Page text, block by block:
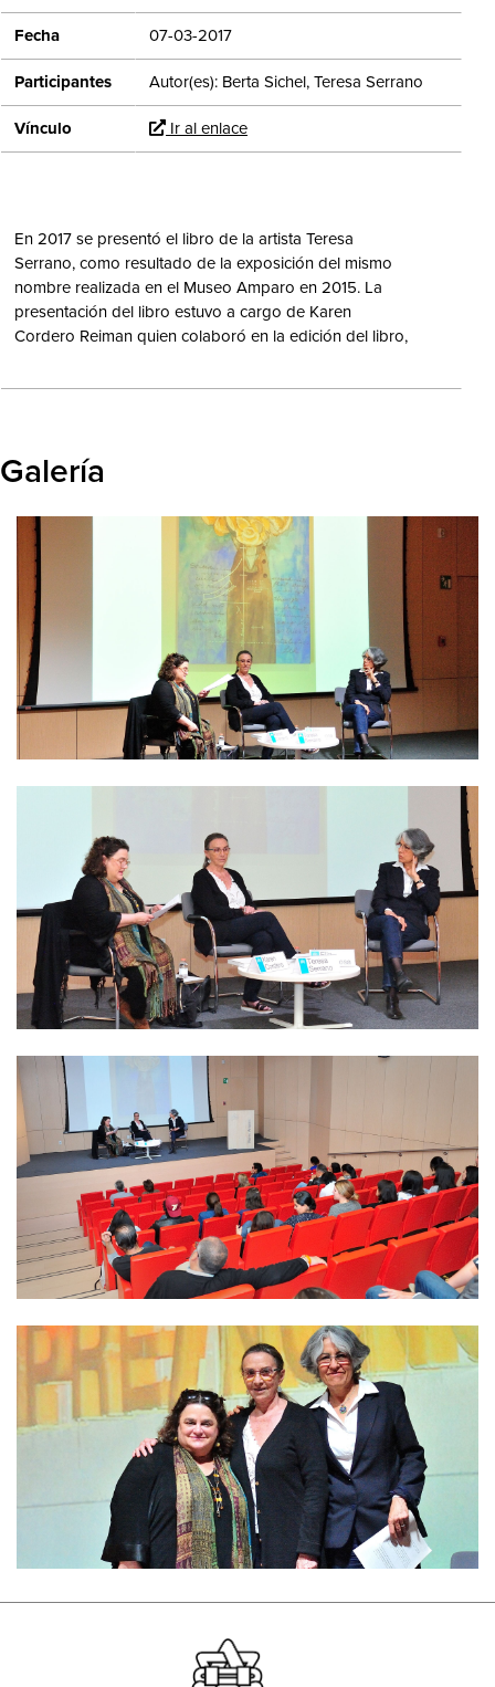
Fecha 07-03-2017
Participantes Autor(es): Berta Sichel, Teresa Serrano
Vínculo Ir al enlace
En 2017 se presentó el libro de la artista Teresa
Serrano, como resultado de la exposición del mismo
nombre realizada en el Museo Amparo en 2015. La
presentación del libro estuvo a cargo de Karen
Cordero Reiman quien colaboró en la edición del libro,
retroalimentación con Teresa Serrano compartieron con
Galería